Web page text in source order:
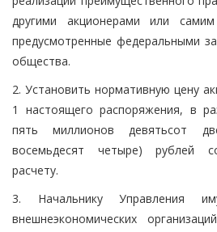
другими акционерами или
предусмотренные федеральными
общества.
2. Установить нормативную цену
1 настоящего распоряжения, в
пять миллионов девятьсот
восемьдесят четыре) рублей
расчету.
3. Начальнику Управления
внешнеэкономических